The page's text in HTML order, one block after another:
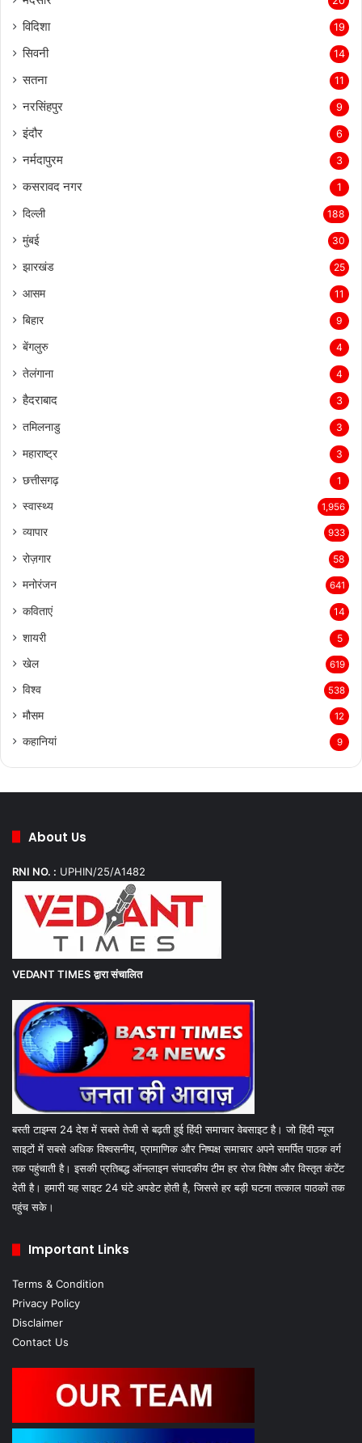
विदिशा 19
सिवनी 14
सतना 11
नरसिंहपुर 9
इंदौर 6
नर्मदापुरम 3
कसरावद नगर 1
दिल्ली 188
मुंबई 30
झारखंड 25
आसम 11
बिहार 9
बेंगलुरु 4
तेलंगाना 4
हैदराबाद 3
तमिलनाडु 3
महाराष्ट्र 3
छत्तीसगढ़ 1
स्वास्थ्य 1,956
व्यापार 933
रोज़गार 58
मनोरंजन 641
कविताएं 14
शायरी 5
खेल 619
विश्व 538
मौसम 12
कहानियां 9
About Us
RNI NO. : UPHIN/25/A1482
VEDANT TIMES द्वारा संचालित
बस्ती टाइम्स 24 देश में सबसे तेजी से बढ़ती हुई हिंदी समाचार वेबसाइट है। जो हिंदी न्यूज
साइटों में सबसे अधिक विश्वसनीय, प्रामाणिक और निष्पक्ष समाचार अपने समर्पित पाठक वर्ग
तक पहुंचाती है। इसकी प्रतिबद्ध ऑनलाइन संपादकीय टीम हर रोज विशेष और विस्तृत कंटेंट
देती है। हमारी यह साइट 24 घंटे अपडेट होती है, जिससे हर बड़ी घटना तत्काल पाठकों तक
पहुंच सके।
Important Links
Terms & Condition
Privacy Policy
Disclaimer
Contact Us